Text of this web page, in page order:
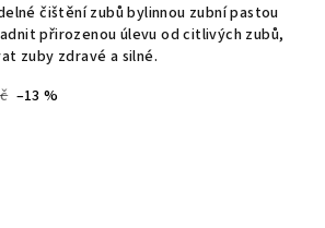
čištění zubů bylinnou zubní pastou
přirozenou úlevu od citlivých zubů,
zuby zdravé a silné.
–13 %